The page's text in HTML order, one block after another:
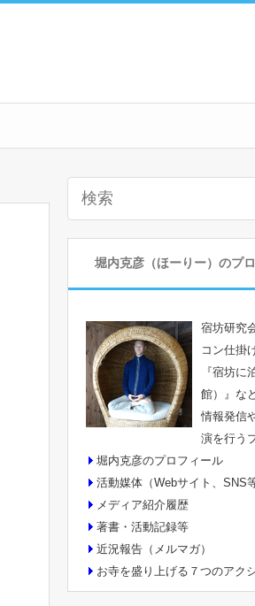
堀内克彦（ほーりー）のプ
宿坊研究
コン仕掛
『宿坊に
館）』な
情報発信
演を行う
堀内克彦のプロフィール
活動媒体（Webサイト、SNS等
メディア紹介履歴
著書・活動記録等
近況報告（メルマガ）
お寺を盛り上げる７つのアク